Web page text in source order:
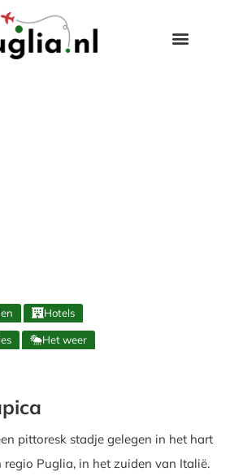
Hotels
Het weer
pittoresk stadje gelegen in het hart
Puglia, in het zuiden van Italië.